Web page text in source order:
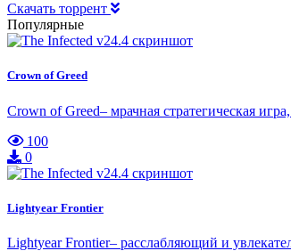
Скачать торрент
Популярные
Crown of Greed
Crown of Greed– мрачная стратегическая
100
0
Lightyear Frontier
Lightyear Frontier– расслабляющий и